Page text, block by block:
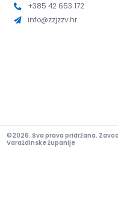
+385 42 653 172
info@zzjzzv.hr
©2026. Sva prava pridržana.
Varaždinske županije